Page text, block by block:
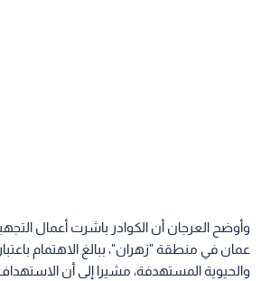
وأوضح العرجان أن الكوادر باشرت أعمال
عمان في منطقة "زهران"، ببالغ الاهتمام
والحيوية المستهدفة، مشيرا إلى أن